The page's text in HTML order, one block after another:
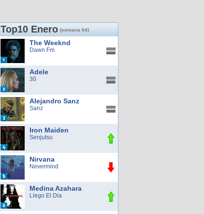
Top10 Enero (semana 04)
The Weeknd
Dawn Fm
Adele
30
Alejandro Sanz
Sanz
Iron Maiden
Senjutsu
Nirvana
Nevermind
Medina Azahara
Llego El Dia